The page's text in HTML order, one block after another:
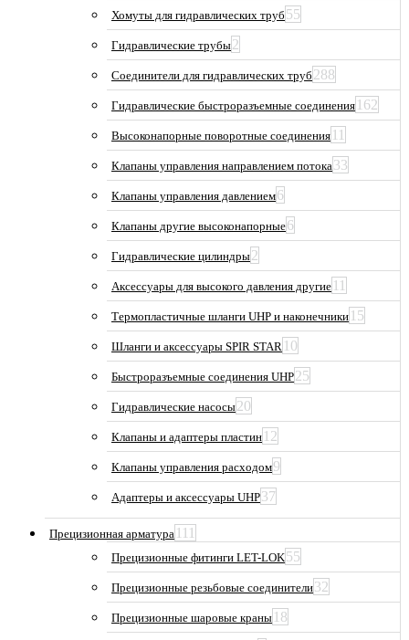
Хомуты для гидравлических труб 55
Гидравлические трубы2
Соединители для гидравлических труб 288
Гидравлические быстроразъемные соединения 162
Высоконапорные поворотные соединения 11
Клапаны управления направлением потока33
Клапаны управления давлением6
Клапаны другие высоконапорные6
Гидравлические цилиндры2
Аксессуары для высокого давления другие 11
Термопластичные шланги UHP и наконечники 15
Шланги и аксессуары SPIR STAR 10
Быстроразъемные соединения UHP25
Гидравлические насосы20
Клапаны и адаптеры пластин 12
Клапаны управления расходом9
Адаптеры и аксессуары UHP37
Прецизионная арматура 111
Прецизионные фитинги LET-LOK55
Прецизионные резьбовые соединители32
Прецизионные шаровые краны 18